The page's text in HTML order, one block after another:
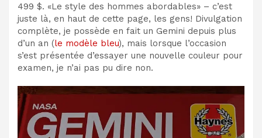
499 $. «Le style des hommes abordables» – c’est
juste là, en haut de cette page, les gens! Divulgation
complète, je possède en fait un Gemini depuis plus
d’un an (le modèle bleu), mais lorsque l’occasion
s’est présentée d’essayer une nouvelle couleur pour
examen, je n’ai pas pu dire non.